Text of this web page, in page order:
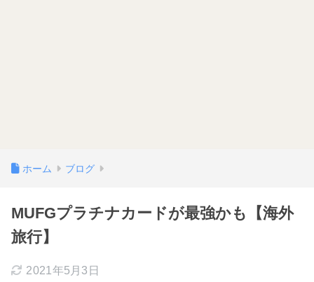
ホーム ブログ
MUFGプラチナカードが最強かも【海外
旅行】
2021年5月3日